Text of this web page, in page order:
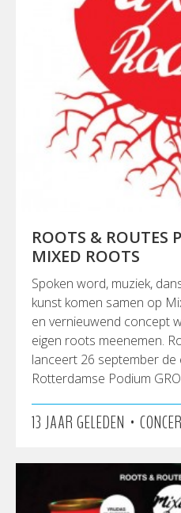
ROOTS & ROUTES
MIXED ROOTS
Spoken word, muziek,
kunst komen samen op
en vernieuwend concept
eigen roots meenemen.
lanceert 26 september
Rotterdamse Podium
13 JAAR GELEDEN •